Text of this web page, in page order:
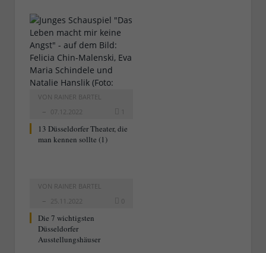
VON RAINER BARTEL
07.12.2022
1
13 Düsseldorfer Theater, die
man kennen sollte (1)
VON RAINER BARTEL
25.11.2022
0
Die 7 wichtigsten
Düsseldorfer
Ausstellungshäuser